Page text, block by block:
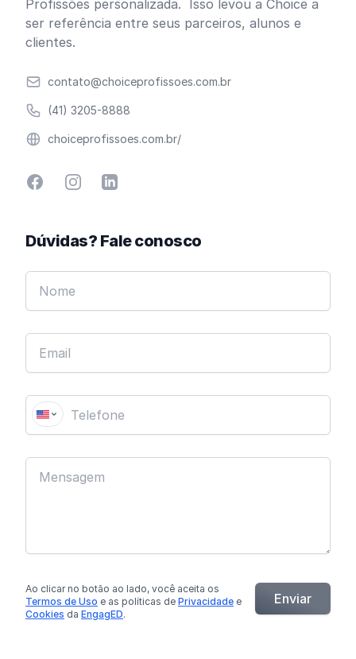
Profissões personalizada. Isso levou a Choice a
ser referência entre seus parceiros, alunos e
clientes.
Emailcontato@choiceprofissoes.com.br
Telefone(41) 3205-8888
Websitechoiceprofissoes.com.br/
FacebookInstagramLinkedin
Dúvidas? Fale conosco
Ao clicar no botão ao lado, você aceita os
Termos de Uso e as políticas de Privacidade e
Cookies da EngagED.
Enviar